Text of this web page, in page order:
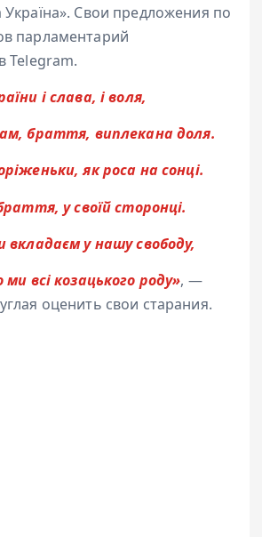
Свои предложения по
парламентарий
в Telegram.
і слава, і воля,
браття, виплекана доля.
як роса на сонці.
у своїй сторонці.
у нашу свободу,
всі козацького роду», —
оценить свои старания.